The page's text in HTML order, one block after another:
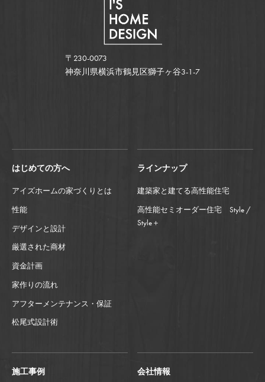
〒230-0073
神奈川県横浜市鶴見区獅子ヶ谷3-1-7
はじめての方へ
アイズホームの家づくりとは
性能
デザインと設計
厳選された商材
資金計画
家作りの流れ
アフターメンテナンス・保証
松尾式設計術
ラインナップ
建築家と建てる高性能住宅
高性能セミオーダー住宅 Style /
Style＋
施工事例 会社情報